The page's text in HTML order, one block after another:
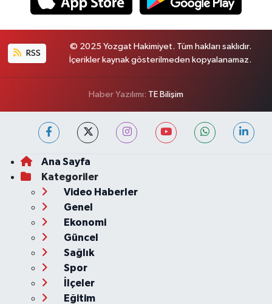
RSS
© 2025 Yozgat Hakimiyet. Tüm hakları saklıdır.
İçerikler kaynak gösterilmeden kopyalanamaz.
Haber Yazılımı: TE Bilişim
Ana Sayfa
Kategoriler
Video Haberler
Genel
Ekonomi
Güncel
Sağlık
Spor
İlçeler
Eğitim